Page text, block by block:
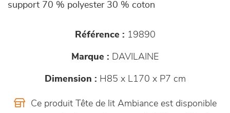
support 70 % polyester 30 % coton
Référence : 19890
Marque : DAVILAINE
Dimension : H85 x L170 x P7 cm
Ce produit Tête de lit Ambiance est disponible